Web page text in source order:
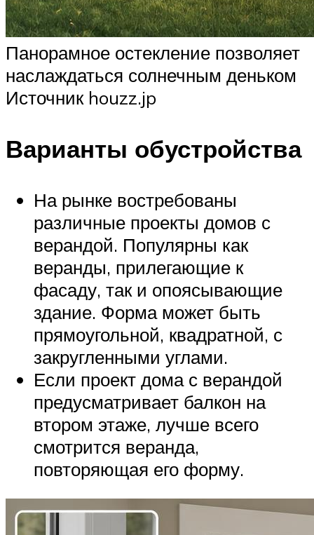
Панорамное остекление позволяет
наслаждаться солнечным деньком
Источник houzz.jp
Варианты обустройства
На рынке востребованы
различные проекты домов с
верандой. Популярны как
веранды, прилегающие к
фасаду, так и опоясывающие
здание. Форма может быть
прямоугольной, квадратной, с
закругленными углами.
Если проект дома с верандой
предусматривает балкон на
втором этаже, лучше всего
смотрится веранда,
повторяющая его форму.